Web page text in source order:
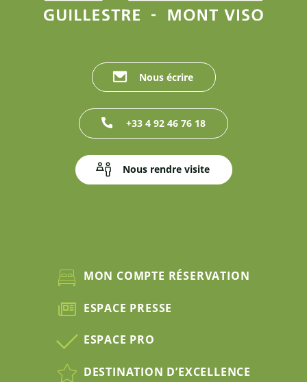
Nous écrire
+33 4 92 46 76 18
Nous rendre visite
MON COMPTE RÉSERVATION
ESPACE PRESSE
ESPACE PRO
DESTINATION D’EXCELLENCE